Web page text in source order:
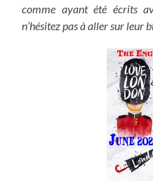
comme ayant été écrits
n’hésitez pas à aller sur leur